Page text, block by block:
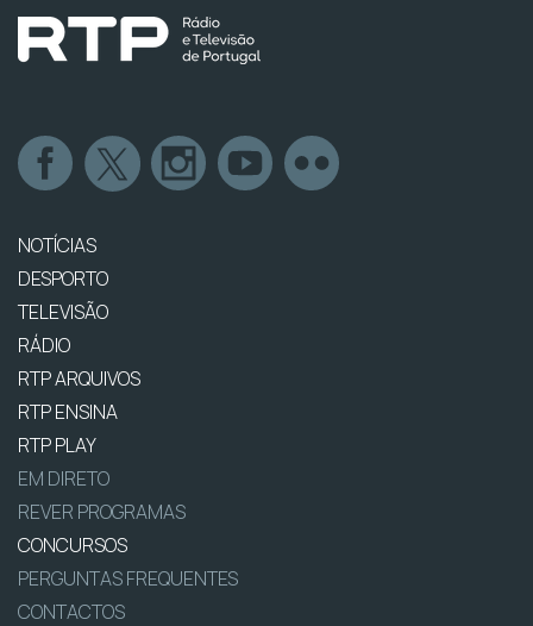
NOTÍCIAS
DESPORTO
TELEVISÃO
RÁDIO
RTP ARQUIVOS
RTP ENSINA
RTP PLAY
EM DIRETO
REVER PROGRAMAS
CONCURSOS
PERGUNTAS FREQUENTES
CONTACTOS